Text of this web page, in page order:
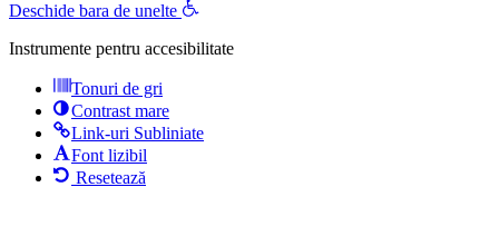
Deschide bara de unelte
Instrumente pentru accesibilitate
Tonuri de gri
Contrast mare
Link-uri Subliniate
Font lizibil
Resetează